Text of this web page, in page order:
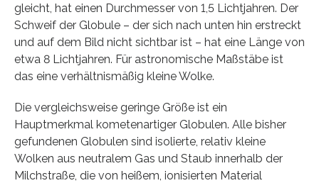
gleicht, hat einen Durchmesser von 1,5 Lichtjahren. Der
Schweif der Globule – der sich nach unten hin erstreckt
und auf dem Bild nicht sichtbar ist – hat eine Länge von
etwa 8 Lichtjahren. Für astronomische Maßstäbe ist
das eine verhältnismäßig kleine Wolke.
Die vergleichsweise geringe Größe ist ein
Hauptmerkmal kometenartiger Globulen. Alle bisher
gefundenen Globulen sind isolierte, relativ kleine
Wolken aus neutralem Gas und Staub innerhalb der
Milchstraße, die von heißem, ionisierten Material